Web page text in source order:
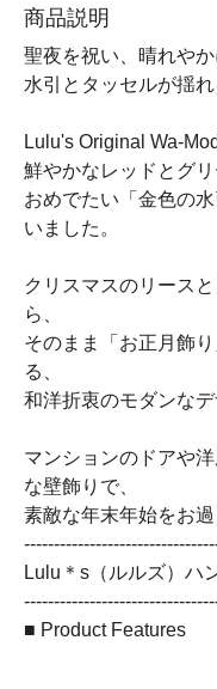
商品説明
聖夜を祝い、晴れやか
水引とタッセルが揺
Lulu's Original Wa-
鮮やかなレッドとグ
おめでたい「金色の
いました。
クリスマスのリース
ら、
そのまま「お正月飾
る、
和洋折衷のモダンなデ
マンションのドアや
な壁飾りで、
素敵な年末年始をお過
Lulu＊s（ルルズ）ハ
■ Product Features